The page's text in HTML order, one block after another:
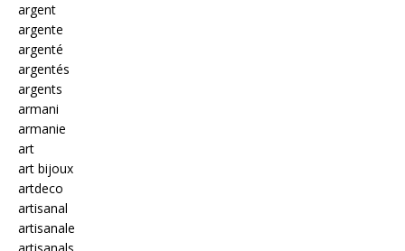
argent
argente
argenté
argentés
argents
armani
armanie
art
art bijoux
artdeco
artisanal
artisanale